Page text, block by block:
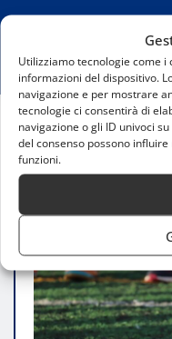
Utilizziamo tecnologie come
informazioni del dispositivo.
navigazione e per mostrare
tecnologie ci consentirà di
navigazione o gli ID univoci
del consenso possono
funzioni.
Home
Le Principali